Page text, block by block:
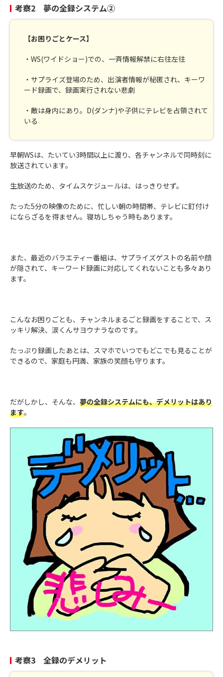
考察2 夢の全録システム②
【お困りごとケース】
・WS(ワイドショー)での、一斉情報解禁に右往左往
・サプライズ登場のため、出演者情報が秘匿され、キーワ
ード録画で、録画実行されない悲劇
・敵は身内にあり。D(ダンナ)や子供にテレビを占領されて
いる
早朝WSは、たいてい3時間以上に渡り、各チャンネルで同時刻に
放送されています。
生放送のため、タイムスケジュールは、はっきりせず。
たった5分の映像のために、忙しい朝の時間帯、テレビに釘付け
にならざるを得ません。寝坊しちゃう時もあります。
また、最近のバラエティー番組は、サプライズゲストの名前や顔
が隠されて、キーワード録画に対応してくれないことも多々あり
ます。
こんなお困りごとも、チャンネルまるごと録画をすることで、ス
ッキリ解決、涙くんサヨウナラなのです。
たっぷり録画したあとは、スマホでいつでもどこでも見ることが
できるので、家庭も円満、家族の笑顔も守ります。
だがしかし、そんな、 夢の全録システムにも、デメリットはあり
ます。
考察3 全録のデメリット